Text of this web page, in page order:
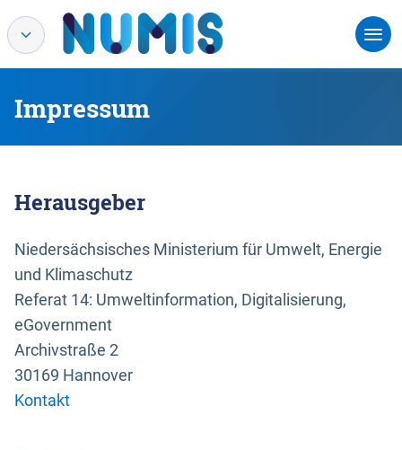
Impressum
Herausgeber
Niedersächsisches Ministerium für Umwelt, Energie
und Klimaschutz
Referat 14: Umweltinformation, Digitalisierung,
eGovernment
Archivstraße 2
30169 Hannover
Kontakt